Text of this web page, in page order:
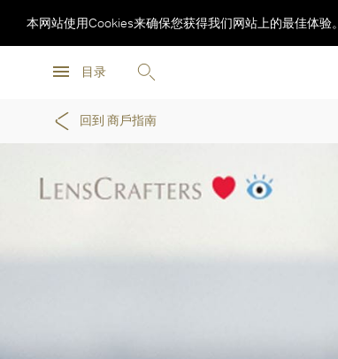
目录
本网站使用Cookies来确保您获得我们网站上的最佳体验。
回到 商戶指南